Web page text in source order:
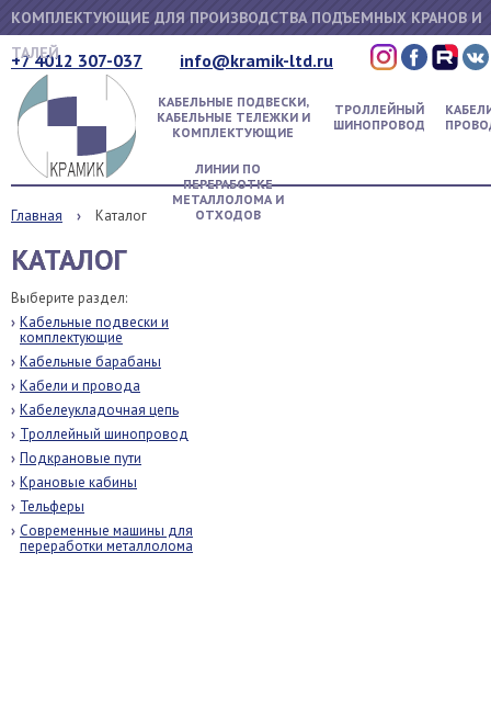
КОМПЛЕКТУЮЩИЕ ДЛЯ ПРОИЗВОДСТВА ПОДЪЕМНЫХ КРАНОВ И
ТАЛЕЙ
+7 4012 307-037 info@kramik-ltd.ru
КАБЕЛЬНЫЕ ПОДВЕСКИ,
КАБЕЛЬНЫЕ ТЕЛЕЖКИ И
КОМПЛЕКТУЮЩИЕ
ТРОЛЛЕЙНЫЙ
ШИНОПРОВОД
ЛИНИИ ПО
ПЕРЕРАБОТКЕ
МЕТАЛЛОЛОМА И
ОТХОДОВ
Главная Каталог
КАТАЛОГ
Выберите раздел:
Кабельные подвески и
комплектующие
Кабельные барабаны
Кабели и провода
Кабелеукладочная цепь
Троллейный шинопровод
Подкрановые пути
Крановые кабины
Тельферы
Современные машины для
переработки металлолома